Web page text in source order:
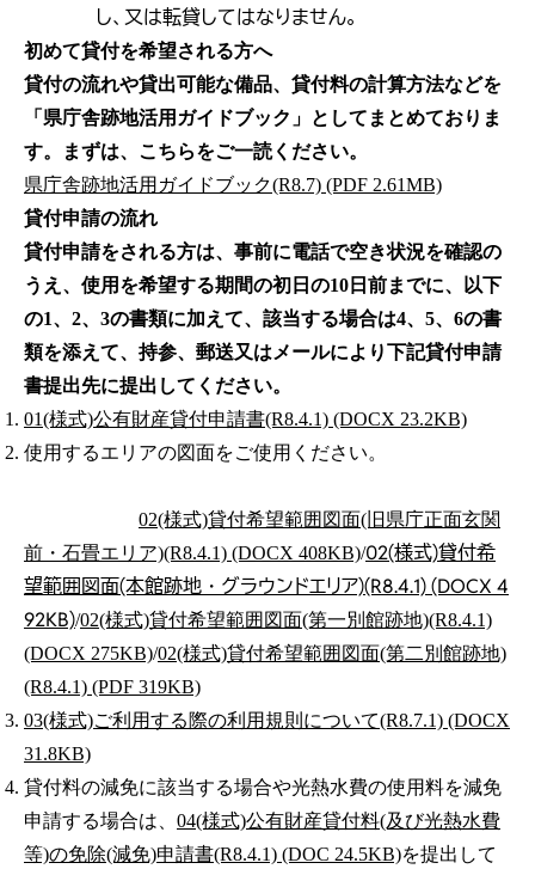
し、又は転貸してはなりません。
初めて貸付を希望される方へ
貸付の流れや貸出可能な備品、貸付料の計算方法などを
「県庁舎跡地活用ガイドブック」としてまとめておりま
す。まずは、こちらをご一読ください。
県庁舎跡地活用ガイドブック(R8.7) (PDF 2.61MB)
貸付申請の流れ
貸付申請をされる方は、事前に電話で空き状況を確認の
うえ、使用を希望する期間の初日の10日前までに、以下
の1、2、3の書類に加えて、該当する場合は4、5、6の書
類を添えて、持参、郵送又はメールにより下記貸付申請
書提出先に提出してください。
01(様式)公有財産貸付申請書(R8.4.1) (DOCX 23.2KB)
使用するエリアの図面をご使用ください。
02(様式)貸付希望範囲図面(旧県庁正面玄関
前・石畳エリア)(R8.4.1) (DOCX 408KB)/02(様式)貸付希
望範囲図面(本館跡地・グラウンドエリア)(R8.4.1) (DOCX 4
92KB)/02(様式)貸付希望範囲図面(第一別館跡地)(R8.4.1)
(DOCX 275KB)/02(様式)貸付希望範囲図面(第二別館跡地)
(R8.4.1) (PDF 319KB)
03(様式)ご利用する際の利用規則について(R8.7.1) (DOCX
31.8KB)
貸付料の減免に該当する場合や光熱水費の使用料を減免
申請する場合は、 04(様式)公有財産貸付料(及び光熱水費
等)の免除(減免)申請書(R8.4.1) (DOC 24.5KB)を提出して